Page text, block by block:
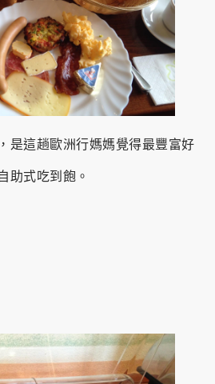
是這趟歐洲行媽媽覺得最豐富好
助式吃到飽。